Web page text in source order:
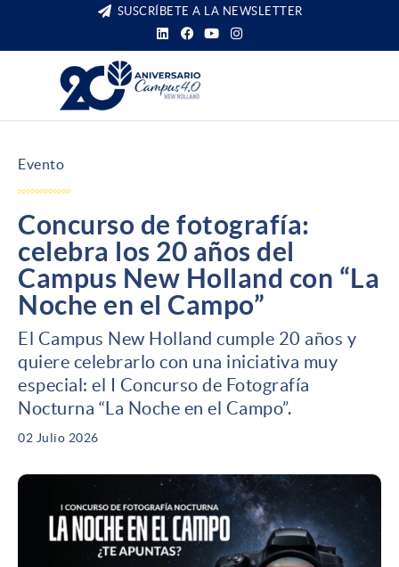
SUSCRÍBETE A LA NEWSLETTER
Evento
Concurso de fotografía:
celebra los 20 años del
Campus New Holland con “La
Noche en el Campo”
El Campus New Holland cumple 20 años y
quiere celebrarlo con una iniciativa muy
especial: el I Concurso de Fotografía
Nocturna “La Noche en el Campo”.
02 Julio 2026